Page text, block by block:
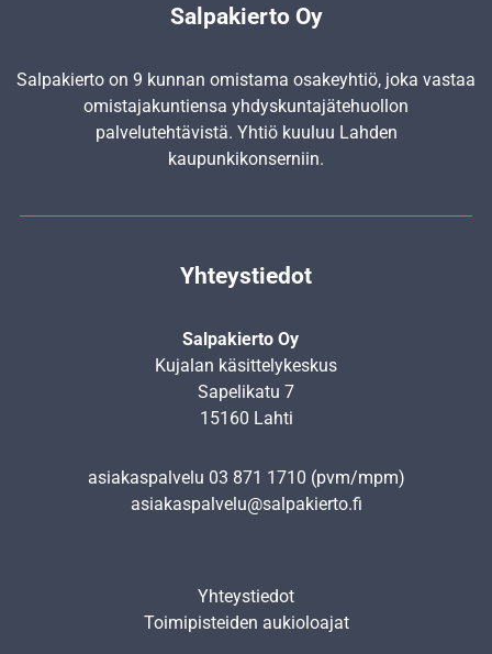
Salpakierto Oy
Salpakierto on 9 kunnan omistama osakeyhtiö, joka vastaa
omistajakuntiensa yhdyskunta­jätehuollon
palvelutehtävistä. Yhtiö kuuluu Lahden
kaupunkikonserniin.
Yhteystiedot
Salpakierto Oy
Kujalan käsittelykeskus
Sapelikatu 7
15160 Lahti
asiakaspalvelu 03 871 1710 (pvm/mpm)
asiakaspalvelu@salpakierto.fi
Yhteystiedot
Toimipisteiden aukioloajat